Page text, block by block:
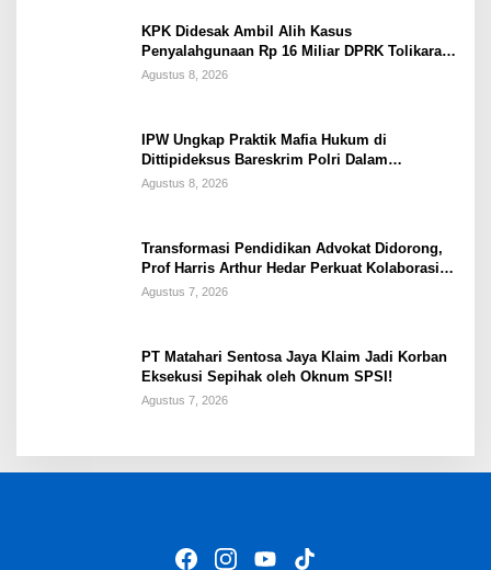
KPK Didesak Ambil Alih Kasus
Penyalahgunaan Rp 16 Miliar DPRK Tolikara
Tahun 2017
Agustus 8, 2026
IPW Ungkap Praktik Mafia Hukum di
Dittipideksus Bareskrim Polri Dalam
Penanganan Kasus PT ARA
Agustus 8, 2026
Transformasi Pendidikan Advokat Didorong,
Prof Harris Arthur Hedar Perkuat Kolaborasi
Kampus
Agustus 7, 2026
PT Matahari Sentosa Jaya Klaim Jadi Korban
Eksekusi Sepihak oleh Oknum SPSI!
Agustus 7, 2026